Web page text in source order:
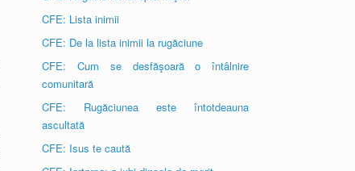
CFE: Lista inimii
CFE: De la lista inimii la rugăciune
CFE: Cum se desfăşoară o întâlnire
comunitară
CFE: Rugăciunea este întotdeauna
ascultată
CFE: Isus te caută